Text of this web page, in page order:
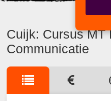
Cuijk: Cursus MT
Communicatie